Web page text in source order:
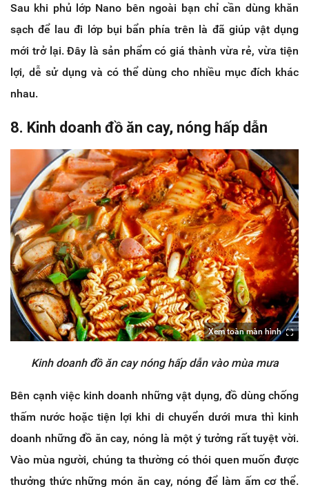
Sau khi phủ lớp Nano bên ngoài bạn chỉ cần dùng khăn
sạch để lau đi lớp bụi bẩn phía trên là đã giúp vật dụng
mới trở lại. Đây là sản phẩm có giá thành vừa rẻ, vừa tiện
lợi, dễ sử dụng và có thể dùng cho nhiều mục đích khác
nhau.
8. Kinh doanh đồ ăn cay, nóng hấp dẫn
Xem toàn màn hình
Kinh doanh đồ ăn cay nóng hấp dẫn vào mùa mưa
Bên cạnh việc kinh doanh những vật dụng, đồ dùng chống
thấm nước hoặc tiện lợi khi di chuyển dưới mưa thì kinh
doanh những đồ ăn cay, nóng là một ý tưởng rất tuyệt vời.
Vào mùa người, chúng ta thường có thói quen muốn được
thưởng thức những món ăn cay, nóng để làm ấm cơ thể.